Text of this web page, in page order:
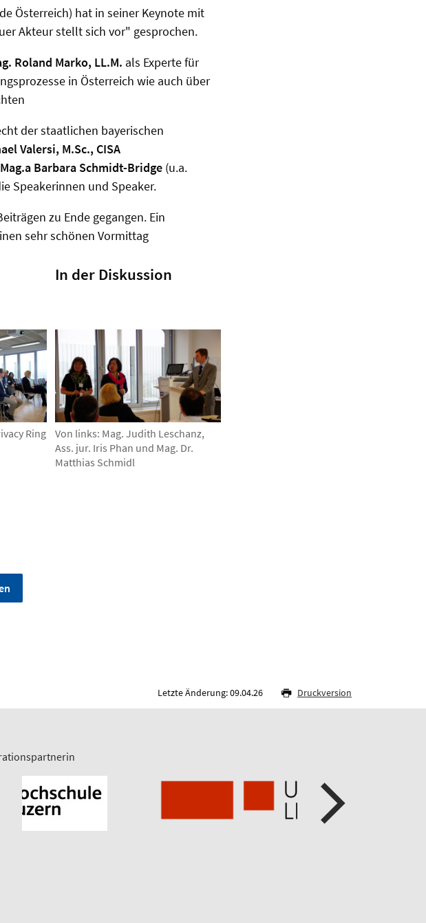
Österreich) hat in seiner Keynote mit
Akteur stellt sich vor" gesprochen.
Roland Marko, LL.M. als Experte für
in Österreich wie auch über
der staatlichen bayerischen
Valersi, M.Sc., CISA
Mag.a Barbara Schmidt-Bridge (u.a.
Speakerinnen und Speaker.
zu Ende gegangen. Ein
sehr schönen Vormittag
Ring
In der Diskussion
Von links: Mag. Judith Leschanz,
Ass. jur. Iris Phan und Mag. Dr.
Matthias Schmidl
Letzte Änderung: 09.04.26 Druckversion